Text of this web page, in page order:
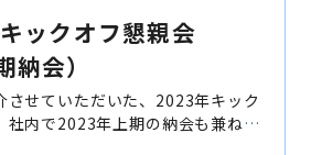
ックオフ懇親会
納会）
させていただいた、2023年キック
社内で2023年上期の納会も兼ね